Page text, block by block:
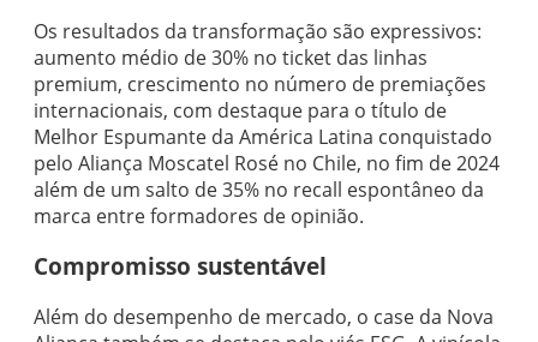
Os resultados da transformação são expressivos:
aumento médio de 30% no ticket das linhas
premium, crescimento no número de premiações
internacionais, com destaque para o título de
Melhor Espumante da América Latina conquistado
pelo Aliança Moscatel Rosé no Chile, no fim de 2024
além de um salto de 35% no recall espontâneo da
marca entre formadores de opinião.
Compromisso sustentável
Além do desempenho de mercado, o case da Nova